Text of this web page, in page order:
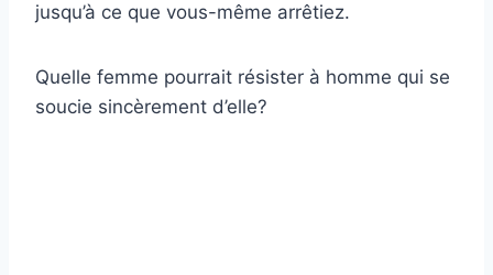
jusqu’à ce que vous-même arrêtiez.
Quelle femme pourrait résister à homme qui se
soucie sincèrement d’elle?